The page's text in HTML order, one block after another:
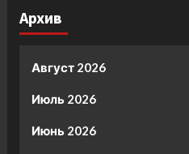
Архив
Август 2026
Июль 2026
Июнь 2026